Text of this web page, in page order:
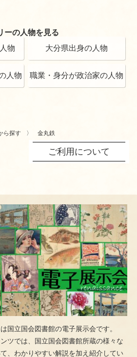
ーの人物を見る
物
大分県出身の人物
人物 職業・身分が政治家の人物
ら探す 金丸鉄
ご利用について
国立国会図書館の電子展示会です。
ツでは、国立国会図書館所蔵の様々な
、わかりやすい解説を加え紹介してい